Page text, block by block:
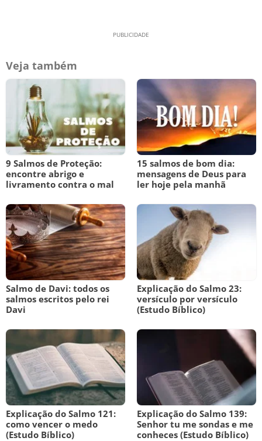
Veja também
9 Salmos de Proteção:
encontre abrigo e
livramento contra o mal
15 salmos de bom dia:
mensagens de Deus para
ler hoje pela manhã
Salmo de Davi: todos os
salmos escritos pelo rei
Davi
Explicação do Salmo 23:
versículo por versículo
(Estudo Bíblico)
Explicação do Salmo 121:
como vencer o medo
(Estudo Bíblico)
Explicação do Salmo 139:
Senhor tu me sondas e me
conheces (Estudo Bíblico)